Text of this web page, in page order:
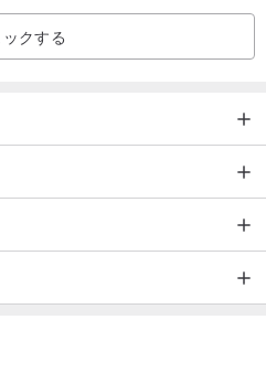
手入れ方法：
金属表面に残らないよう拭き取っ
できるチャック付き袋に入れ、空
をおすすめします。
クする